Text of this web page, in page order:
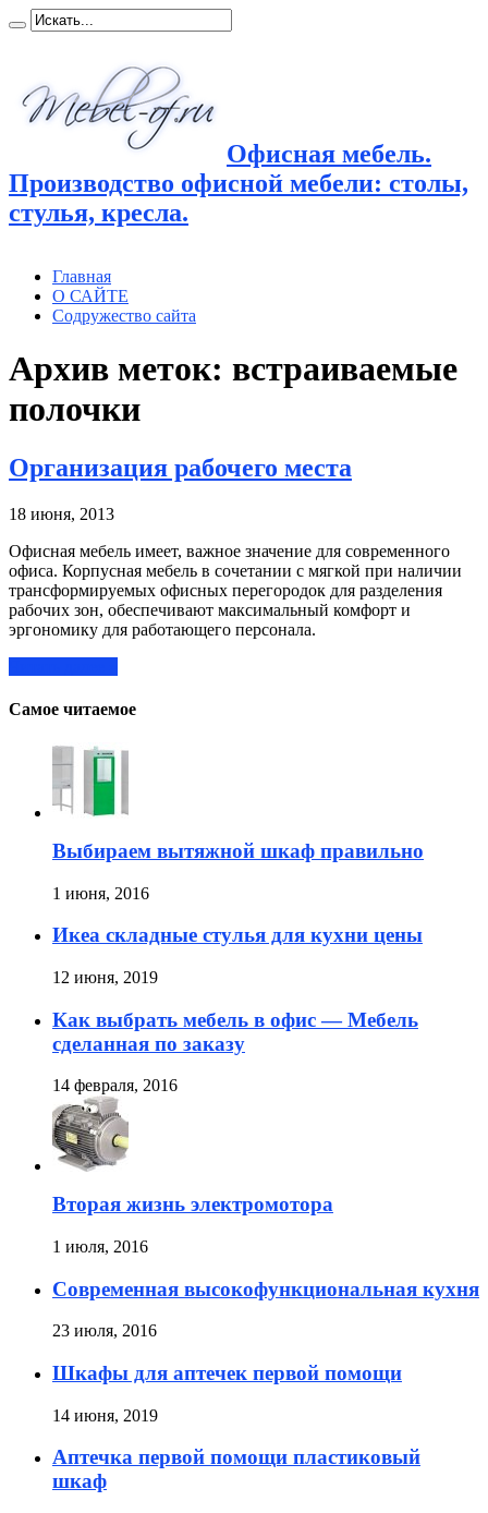
Офисная мебель.
Производство офисной мебели: столы,
стулья, кресла.
Главная
О САЙТЕ
Содружество сайта
Архив меток: встраиваемые
полочки
Организация рабочего места
18 июня, 2013
Офисная мебель имеет, важное значение для современного
офиса. Корпусная мебель в сочетании с мягкой при наличии
трансформируемых офисных перегородок для разделения
рабочих зон, обеспечивают максимальный комфорт и
эргономику для работающего персонала.
Самое читаемое
Выбираем вытяжной шкаф правильно
1 июня, 2016
Икеа складные стулья для кухни цены
12 июня, 2019
Как выбрать мебель в офис — Мебель
сделанная по заказу
14 февраля, 2016
Вторая жизнь электромотора
1 июля, 2016
Современная высокофункциональная кухня
23 июля, 2016
Шкафы для аптечек первой помощи
14 июня, 2019
Аптечка первой помощи пластиковый
шкаф